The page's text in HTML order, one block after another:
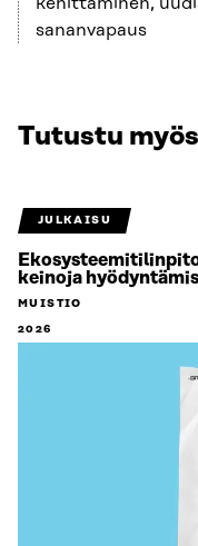
sananvapaus
Tutustu myös
JULKAISU
keinoja
MUISTIO
2026